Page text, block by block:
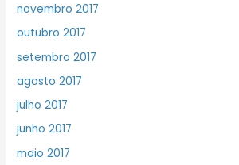
novembro 2017
outubro 2017
setembro 2017
agosto 2017
julho 2017
junho 2017
maio 2017